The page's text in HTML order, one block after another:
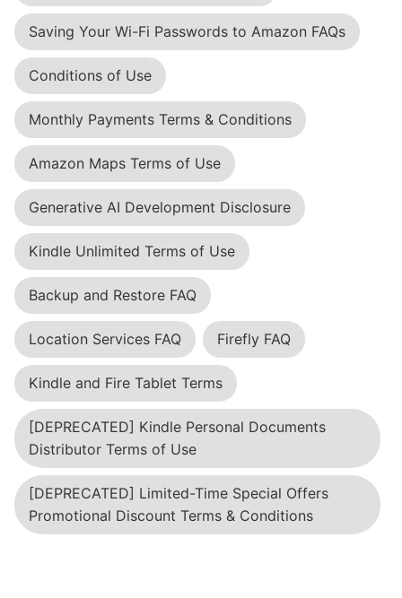
Saving Your Wi-Fi Passwords to Amazon FAQs
Conditions of Use
Monthly Payments Terms & Conditions
Amazon Maps Terms of Use
Generative AI Development Disclosure
Kindle Unlimited Terms of Use
Backup and Restore FAQ
Location Services FAQ Firefly FAQ
Kindle and Fire Tablet Terms
[DEPRECATED] Kindle Personal Documents
Distributor Terms of Use
[DEPRECATED] Limited-Time Special Offers
Promotional Discount Terms & Conditions